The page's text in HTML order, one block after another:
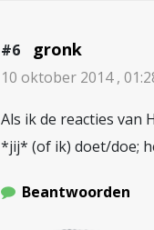
#6 gronk
10 oktober 2014 ,
Als ik de reacties van
*jij* (of ik) doet/doe;
Beantwoorden